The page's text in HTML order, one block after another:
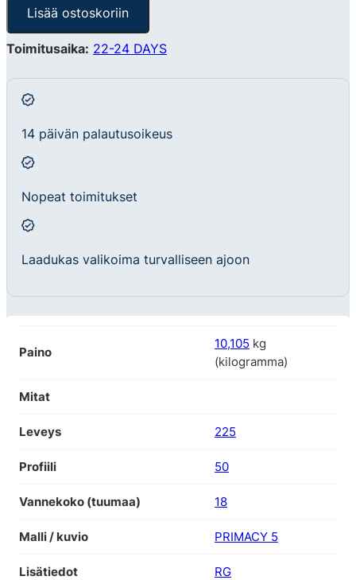
Lisää ostoskoriin
Toimitusaika: 22-24 DAYS
14 päivän palautusoikeus
Nopeat toimitukset
Laadukas valikoima turvalliseen ajoon
Paino
10,105 kg
(kilogramma)
Mitat
Leveys 225
Profiili 50
Vannekoko (tuumaa) 18
Malli / kuvio PRIMACY 5
Lisätiedot RG